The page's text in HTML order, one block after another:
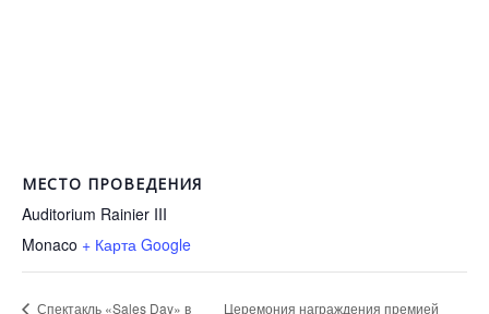
МЕСТО ПРОВЕДЕНИЯ
Auditorium Rainier III
Monaco + Карта Google
Спектакль «Sales Day» в Церемония награждения премией